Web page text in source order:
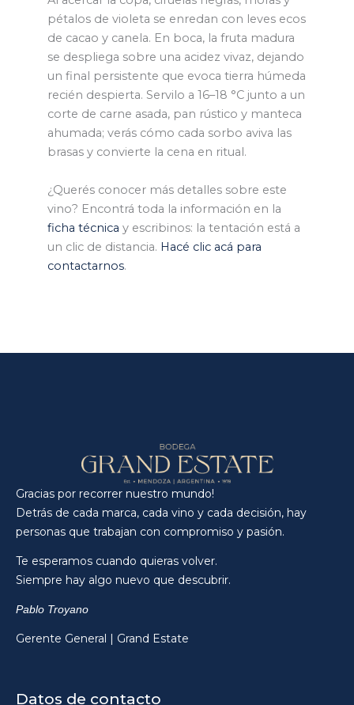
pétalos de violeta se enredan con leves ecos
de cacao y canela. En boca, la fruta madura
se despliega sobre una acidez vivaz, dejando
un final persistente que evoca tierra húmeda
recién despierta. Servilo a 16–18 °C junto a un
corte de carne asada, pan rústico y manteca
ahumada; verás cómo cada sorbo aviva las
brasas y convierte la cena en ritual.
¿Querés conocer más detalles sobre este
vino? Encontrá toda la información en la
ficha técnica y escribinos: la tentación está a
un clic de distancia. Hacé clic acá para
contactarnos.
Gracias por recorrer nuestro mundo!
Detrás de cada marca, cada vino y cada decisión, hay
personas que trabajan con compromiso y pasión.
Te esperamos cuando quieras volver.
Siempre hay algo nuevo que descubrir.
Pablo Troyano
Gerente General | Grand Estate
Datos de contacto